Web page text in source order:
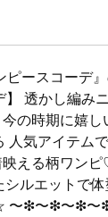
ピースコーデ
】 透かし編み
の時期に嬉し
人気アイテムで
映える柄ワン
ルエットで体
〜❇︎〜❇︎〜❇︎〜